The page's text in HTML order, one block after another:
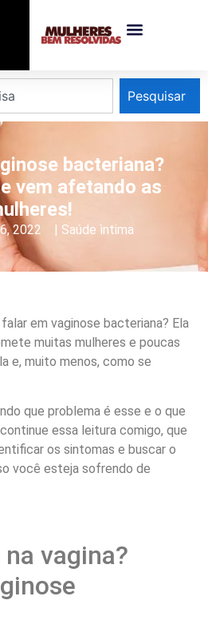
Pesquisar
bacteriana?
vem afetando as
2022 | Saúde ìntima
em vaginose bacteriana? Ela
muitas mulheres e poucas
e, muito menos, como se
que problema é esse e o que
essa leitura comigo, que
os sintomas e buscar o
você esteja sofrendo de
vagina?